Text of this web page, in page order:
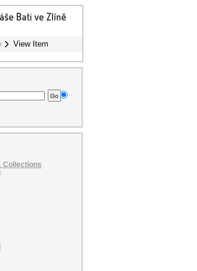
View Item
Collections